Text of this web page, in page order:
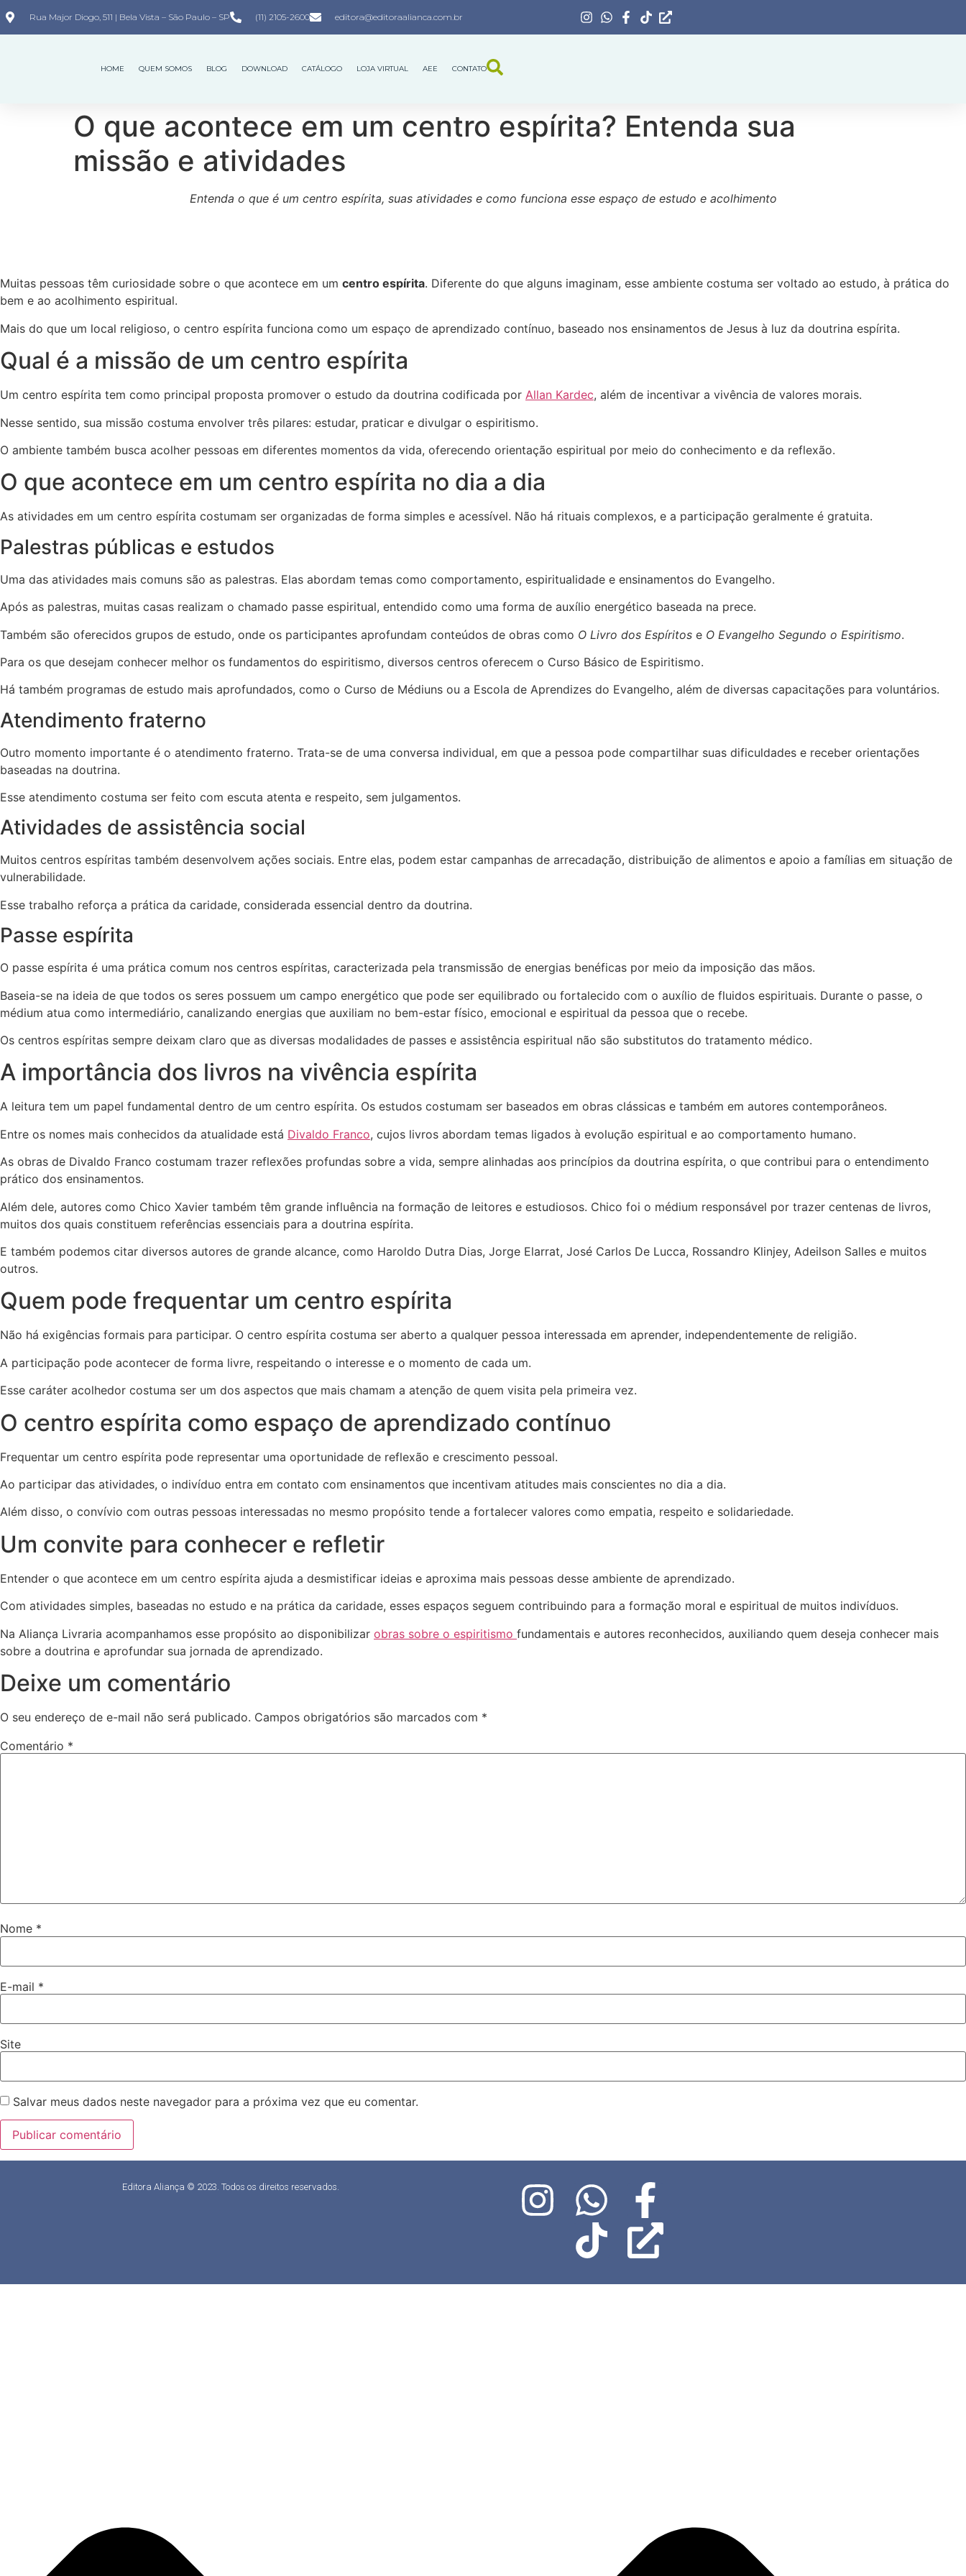
Rua Major Diogo, 511 | Bela Vista – São Paulo – SP (11) 2105-2600 editora@editoraalianca.com.br
HOME QUEM SOMOS BLOG DOWNLOAD CATÁLOGO LOJA VIRTUAL AEE CONTATO
O que acontece em um centro espírita? Entenda sua
missão e atividades
Entenda o que é um centro espírita, suas atividades e como funciona esse espaço de estudo e acolhimento
Muitas pessoas têm curiosidade sobre o que acontece em um centro espírita. Diferente do que alguns imaginam, esse ambiente costuma ser voltado ao estudo, à prática do
bem e ao acolhimento espiritual.
Mais do que um local religioso, o centro espírita funciona como um espaço de aprendizado contínuo, baseado nos ensinamentos de Jesus à luz da doutrina espírita.
Qual é a missão de um centro espírita
Um centro espírita tem como principal proposta promover o estudo da doutrina codificada por Allan Kardec, além de incentivar a vivência de valores morais.
Nesse sentido, sua missão costuma envolver três pilares: estudar, praticar e divulgar o espiritismo.
O ambiente também busca acolher pessoas em diferentes momentos da vida, oferecendo orientação espiritual por meio do conhecimento e da reflexão.
O que acontece em um centro espírita no dia a dia
As atividades em um centro espírita costumam ser organizadas de forma simples e acessível. Não há rituais complexos, e a participação geralmente é gratuita.
Palestras públicas e estudos
Uma das atividades mais comuns são as palestras. Elas abordam temas como comportamento, espiritualidade e ensinamentos do Evangelho.
Após as palestras, muitas casas realizam o chamado passe espiritual, entendido como uma forma de auxílio energético baseada na prece.
Também são oferecidos grupos de estudo, onde os participantes aprofundam conteúdos de obras como O Livro dos Espíritos e O Evangelho Segundo o Espiritismo.
Para os que desejam conhecer melhor os fundamentos do espiritismo, diversos centros oferecem o Curso Básico de Espiritismo.
Há também programas de estudo mais aprofundados, como o Curso de Médiuns ou a Escola de Aprendizes do Evangelho, além de diversas capacitações para voluntários.
Atendimento fraterno
Outro momento importante é o atendimento fraterno. Trata-se de uma conversa individual, em que a pessoa pode compartilhar suas dificuldades e receber orientações
baseadas na doutrina.
Esse atendimento costuma ser feito com escuta atenta e respeito, sem julgamentos.
Atividades de assistência social
Muitos centros espíritas também desenvolvem ações sociais. Entre elas, podem estar campanhas de arrecadação, distribuição de alimentos e apoio a famílias em situação de
vulnerabilidade.
Esse trabalho reforça a prática da caridade, considerada essencial dentro da doutrina.
Passe espírita
O passe espírita é uma prática comum nos centros espíritas, caracterizada pela transmissão de energias benéficas por meio da imposição das mãos.
Baseia-se na ideia de que todos os seres possuem um campo energético que pode ser equilibrado ou fortalecido com o auxílio de fluidos espirituais. Durante o passe, o
médium atua como intermediário, canalizando energias que auxiliam no bem-estar físico, emocional e espiritual da pessoa que o recebe.
Os centros espíritas sempre deixam claro que as diversas modalidades de passes e assistência espiritual não são substitutos do tratamento médico.
A importância dos livros na vivência espírita
A leitura tem um papel fundamental dentro de um centro espírita. Os estudos costumam ser baseados em obras clássicas e também em autores contemporâneos.
Entre os nomes mais conhecidos da atualidade está Divaldo Franco, cujos livros abordam temas ligados à evolução espiritual e ao comportamento humano.
As obras de Divaldo Franco costumam trazer reflexões profundas sobre a vida, sempre alinhadas aos princípios da doutrina espírita, o que contribui para o entendimento
prático dos ensinamentos.
Além dele, autores como Chico Xavier também têm grande influência na formação de leitores e estudiosos. Chico foi o médium responsável por trazer centenas de livros,
muitos dos quais constituem referências essenciais para a doutrina espírita.
E também podemos citar diversos autores de grande alcance, como Haroldo Dutra Dias, Jorge Elarrat, José Carlos De Lucca, Rossandro Klinjey, Adeilson Salles e muitos
outros.
Quem pode frequentar um centro espírita
Não há exigências formais para participar. O centro espírita costuma ser aberto a qualquer pessoa interessada em aprender, independentemente de religião.
A participação pode acontecer de forma livre, respeitando o interesse e o momento de cada um.
Esse caráter acolhedor costuma ser um dos aspectos que mais chamam a atenção de quem visita pela primeira vez.
O centro espírita como espaço de aprendizado contínuo
Frequentar um centro espírita pode representar uma oportunidade de reflexão e crescimento pessoal.
Ao participar das atividades, o indivíduo entra em contato com ensinamentos que incentivam atitudes mais conscientes no dia a dia.
Além disso, o convívio com outras pessoas interessadas no mesmo propósito tende a fortalecer valores como empatia, respeito e solidariedade.
Um convite para conhecer e refletir
Entender o que acontece em um centro espírita ajuda a desmistificar ideias e aproxima mais pessoas desse ambiente de aprendizado.
Com atividades simples, baseadas no estudo e na prática da caridade, esses espaços seguem contribuindo para a formação moral e espiritual de muitos indivíduos.
Na Aliança Livraria acompanhamos esse propósito ao disponibilizar obras sobre o espiritismo fundamentais e autores reconhecidos, auxiliando quem deseja conhecer mais
sobre a doutrina e aprofundar sua jornada de aprendizado.
Deixe um comentário
O seu endereço de e-mail não será publicado. Campos obrigatórios são marcados com *
Comentário *
Nome *
E-mail *
Site
Salvar meus dados neste navegador para a próxima vez que eu comentar.
Editora Aliança © 2023. Todos os direitos reservados.